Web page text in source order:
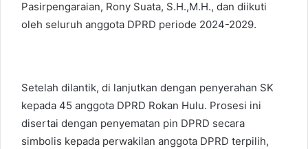
Pasirpengaraian, Rony Suata, S.H.,M.H., dan diikuti
oleh seluruh anggota DPRD periode 2024-2029.
Setelah dilantik, di lanjutkan dengan penyerahan SK
kepada 45 anggota DPRD Rokan Hulu. Prosesi ini
disertai dengan penyematan pin DPRD secara
simbolis kepada perwakilan anggota DPRD terpilih,